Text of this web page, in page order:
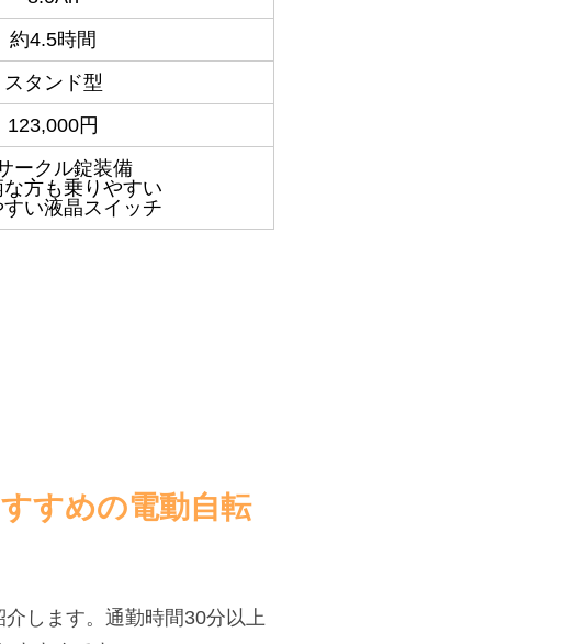
約4.5時間
スタンド型
123,000円
ークル錠装備
な方も乗りやすい
すい液晶スイッチ
すめの電動自転
します。通勤時間30分以上